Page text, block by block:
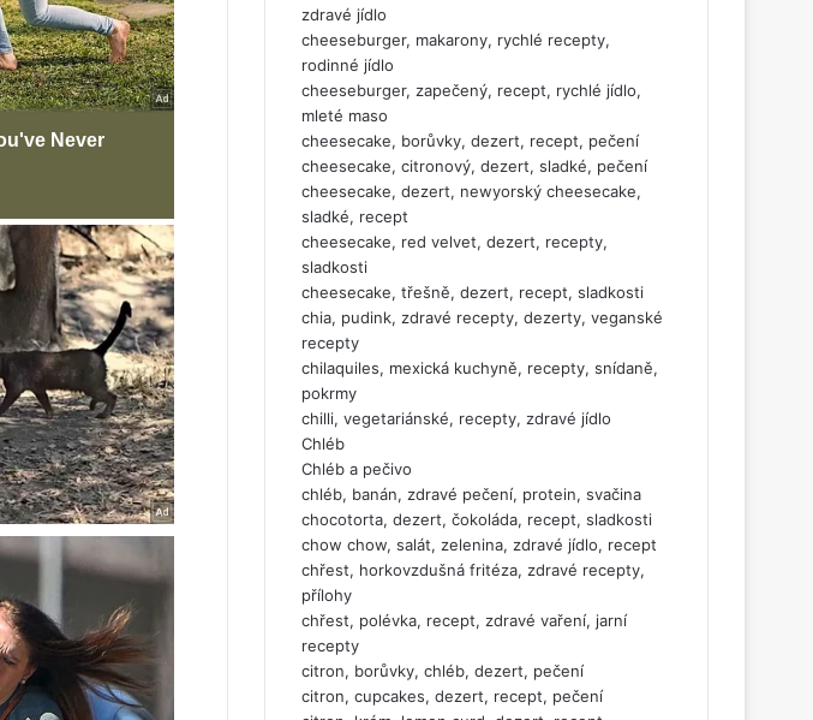
zdravé jídlo
cheeseburger, makarony, rychlé recepty,
rodinné jídlo
cheeseburger, zapečený, recept, rychlé jídlo,
mleté maso
cheesecake, borůvky, dezert, recept, pečení
cheesecake, citronový, dezert, sladké, pečení
cheesecake, dezert, newyorský cheesecake,
sladké, recept
cheesecake, red velvet, dezert, recepty,
sladkosti
cheesecake, třešně, dezert, recept, sladkosti
chia, pudink, zdravé recepty, dezerty, veganské
recepty
chilaquiles, mexická kuchyně, recepty, snídaně,
pokrmy
chilli, vegetariánské, recepty, zdravé jídlo
Chléb
Chléb a pečivo
chléb, banán, zdravé pečení, protein, svačina
chocotorta, dezert, čokoláda, recept, sladkosti
chow chow, salát, zelenina, zdravé jídlo, recept
chřest, horkovzdušná fritéza, zdravé recepty,
přílohy
chřest, polévka, recept, zdravé vaření, jarní
recepty
citron, borůvky, chléb, dezert, pečení
citron, cupcakes, dezert, recept, pečení